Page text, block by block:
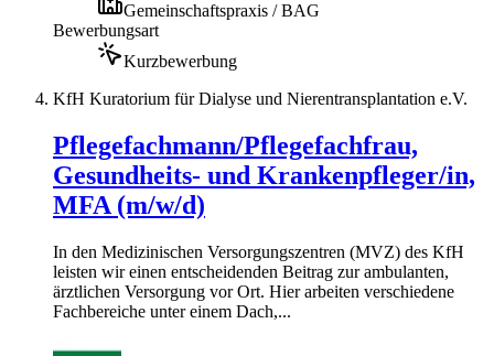
Gemeinschaftspraxis / BAG
Bewerbungsart
Kurzbewerbung
KfH Kuratorium für Dialyse und Nierentransplantation e.V.
Pflegefachmann/Pflegefachfrau,
Gesundheits- und Krankenpfleger/in,
MFA (m/w/d)
In den Medizinischen Versorgungszentren (MVZ) des KfH
leisten wir einen entscheidenden Beitrag zur ambulanten,
ärztlichen Versorgung vor Ort. Hier arbeiten verschiedene
Fachbereiche unter einem Dach,...